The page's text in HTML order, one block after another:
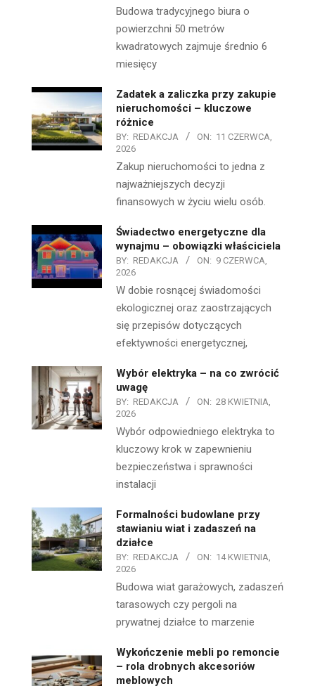
Budowa tradycyjnego biura o
powierzchni 50 metrów
kwadratowych zajmuje średnio 6
miesięcy
Zadatek a zaliczka przy zakupie
nieruchomości – kluczowe
różnice
BY: REDAKCJA ON: 11 CZERWCA,
2026
Zakup nieruchomości to jedna z
najważniejszych decyzji
finansowych w życiu wielu osób.
Świadectwo energetyczne dla
wynajmu – obowiązki właściciela
BY: REDAKCJA ON: 9 CZERWCA,
2026
W dobie rosnącej świadomości
ekologicznej oraz zaostrzających
się przepisów dotyczących
efektywności energetycznej,
Wybór elektryka – na co zwrócić
uwagę
BY: REDAKCJA ON: 28 KWIETNIA,
2026
Wybór odpowiedniego elektryka to
kluczowy krok w zapewnieniu
bezpieczeństwa i sprawności
instalacji
Formalności budowlane przy
stawianiu wiat i zadaszeń na
działce
BY: REDAKCJA ON: 14 KWIETNIA,
2026
Budowa wiat garażowych, zadaszeń
tarasowych czy pergoli na
prywatnej działce to marzenie
Wykończenie mebli po remoncie
– rola drobnych akcesoriów
meblowych